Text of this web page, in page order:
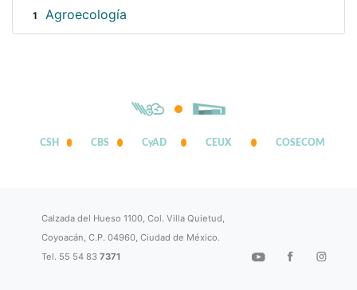
1 Agroecología
CSH CBS CyAD CEUX COSECOM
Calzada del Hueso 1100, Col. Villa Quietud,
Coyoacán, C.P. 04960, Ciudad de México.
Tel. 55 54 837371